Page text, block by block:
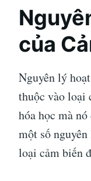
của
Nguyên lý
thuộc vào loại
hóa học mà
một số
loại cảm biến